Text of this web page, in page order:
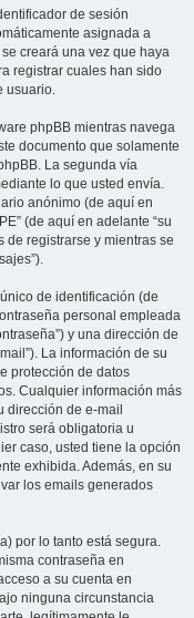
de sesión
asignada a
creará una vez que haya
registrar cuales han sido
usuario.
phpBB mientras navega
documento que solamente
La segunda vía
lo que usted envía.
anónimo (de aquí en
(de aquí en adelante “su
de registrarse y mientras se
de identificación (de
personal empleada
y una dirección de
La información de su
protección de datos
Cualquier información más
dirección de e-mail
será obligatoria u
caso, usted tiene la opción
exhibida. Además, en su
los emails generados
por lo tanto está segura.
contraseña en
a su cuenta en
ninguna circunstancia